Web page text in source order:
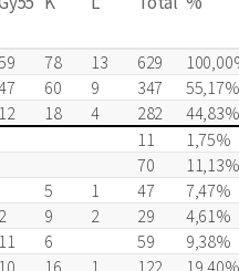
78 13 629
60 9 347
55,17%
12 18 4 282
44,83%
11
1,75%
70
11,13%
5 1 47
7,47%
2 9 2 29
4,61%
11 6 59
9,38%
10 16 1 122
19,40%